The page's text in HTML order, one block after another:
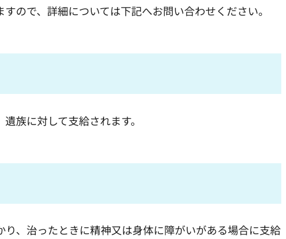
ので、詳細については下記へお問い合わせください。
族に対して支給されます。
、治ったときに精神又は身体に障がいがある場合に支給